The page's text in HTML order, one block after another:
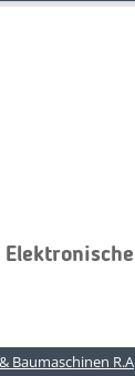
Baumaschinen R.A